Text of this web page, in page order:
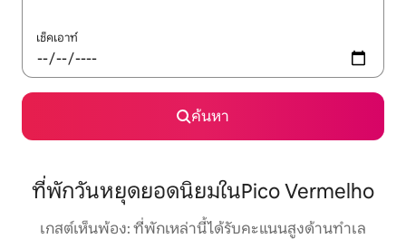
เช็คเอาท์
ค้นหา
ที่พักวันหยุดยอดนิยมในPico Vermelho
เกสต์เห็นพ้อง: ที่พักเหล่านี้ได้รับคะแนนสูงด้านทำเล